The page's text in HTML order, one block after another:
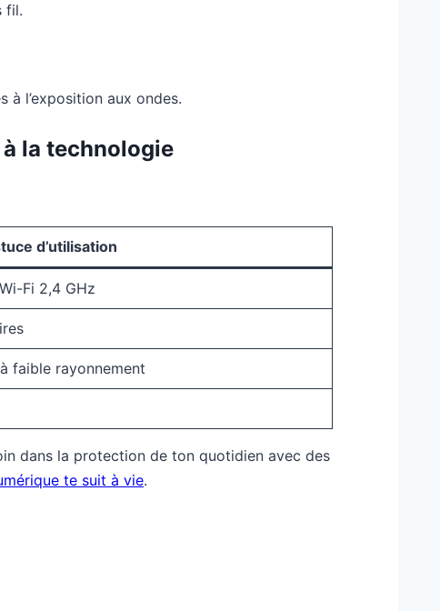
fil.
l’exposition aux ondes.
la technologie
d’utilisation
Fi 2,4 GHz
faible rayonnement
dans la protection de ton quotidien avec des
te suit à vie.